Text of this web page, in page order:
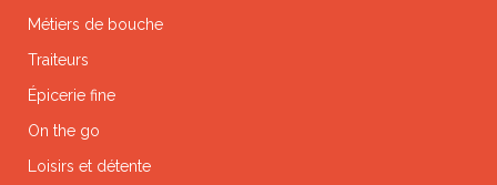
Métiers de bouche
Traiteurs
Épicerie fine
On the go
Loisirs et détente